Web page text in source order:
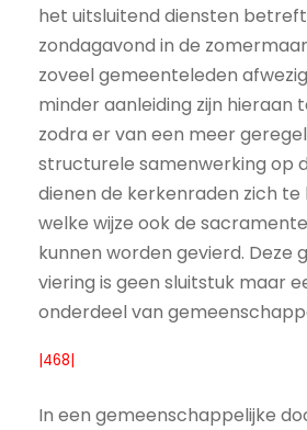
het uitsluitend diensten
zondagavond in de
zoveel gemeenteleden
minder aanleiding zijn hieraan
zodra er van een meer
structurele samenwerking op
dienen de kerkenraden zich te
welke wijze ook de
kunnen worden gevierd. Deze
viering is geen sluitstuk maar
onderdeel van
|468|
In een gemeenschappelijke